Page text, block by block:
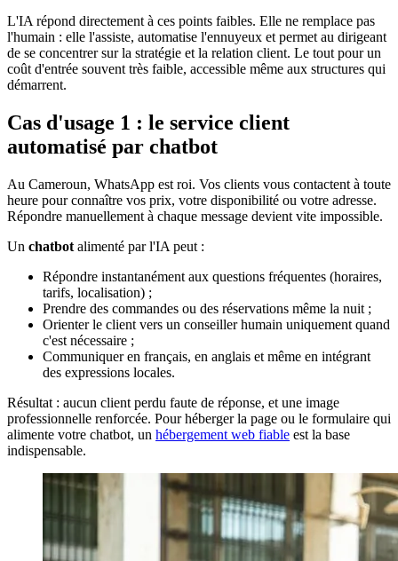
L'IA répond directement à ces points faibles. Elle ne remplace pas
l'humain : elle l'assiste, automatise l'ennuyeux et permet au dirigeant
de se concentrer sur la stratégie et la relation client. Le tout pour un
coût d'entrée souvent très faible, accessible même aux structures qui
démarrent.
Cas d'usage 1 : le service client
automatisé par chatbot
Au Cameroun, WhatsApp est roi. Vos clients vous contactent à toute
heure pour connaître vos prix, votre disponibilité ou votre adresse.
Répondre manuellement à chaque message devient vite impossible.
Un chatbot alimenté par l'IA peut :
Répondre instantanément aux questions fréquentes (horaires,
tarifs, localisation) ;
Prendre des commandes ou des réservations même la nuit ;
Orienter le client vers un conseiller humain uniquement quand
c'est nécessaire ;
Communiquer en français, en anglais et même en intégrant
des expressions locales.
Résultat : aucun client perdu faute de réponse, et une image
professionnelle renforcée. Pour héberger la page ou le formulaire qui
alimente votre chatbot, un hébergement web fiable est la base
indispensable.